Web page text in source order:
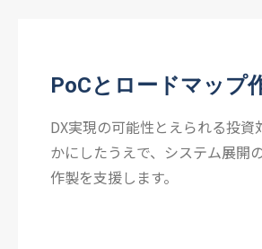
PoCとロードマップ
DX実現の可能性とえられる投資
かにしたうえで、システム展開
作製を支援します。